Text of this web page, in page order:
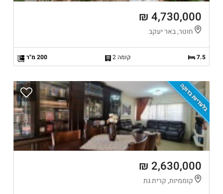
4,730,000 ₪
חוטר, באר יעקב
7.5 קומה 2 200 מ"ר
בלעדיות בדוקה
2,630,000 ₪
קוממיות, קרית גת